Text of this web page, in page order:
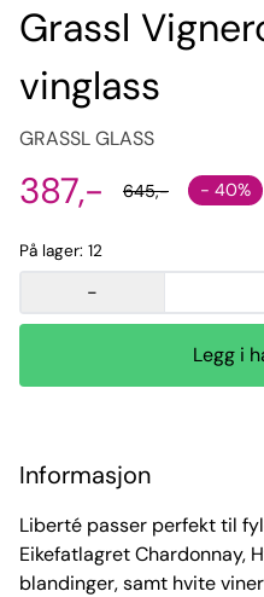
Grassl
vinglass
GRASSL GLASS
387,- 645,- - 40%
På lager: 12
-
Informasjon
Liberté passer perfekt til
Eikefatlagret Chardonnay,
blandinger, samt hvite